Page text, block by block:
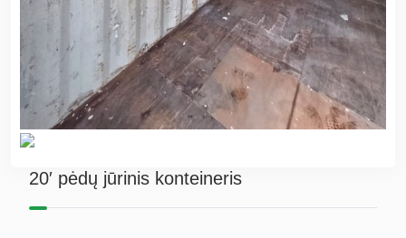
20′ pėdų jūrinis konteineris